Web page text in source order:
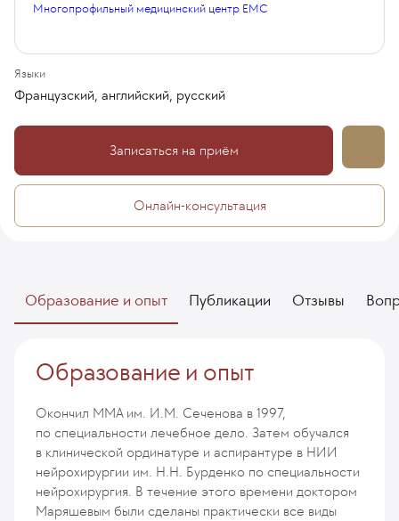
Многопрофильный медицинский центр EMC
Языки
Французский, английский, русский
Записаться на приём
Онлайн-консультация
Образование и опыт Публикации Отзывы
Образование и опыт
Окончил ММА им. И.М. Сеченова в 1997,
по специальности лечебное дело. Затем обучался
в клинической ординатуре и аспирантуре в НИИ
нейрохирургии им. Н.Н. Бурденко по специальности
нейрохирургия. В течение этого времени доктором
Маряшевым были сделаны практически все виды